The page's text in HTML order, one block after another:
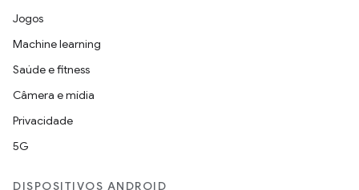
Jogos
Machine learning
Saúde e fitness
Câmera e mídia
Privacidade
5G
DISPOSITIVOS ANDROID